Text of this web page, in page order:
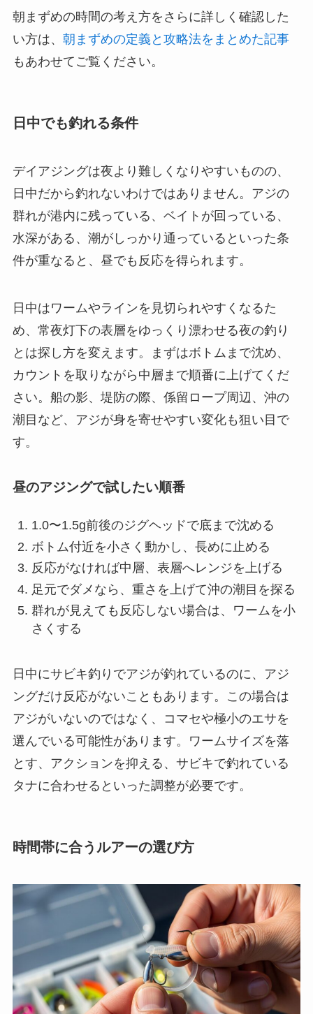
朝まずめの時間の考え方をさらに詳しく確認した
い方は、 朝まずめの定義と攻略法をまとめた記事
もあわせてご覧ください。
日中でも釣れる条件
デイアジングは夜より難しくなりやすいものの、
日中だから釣れないわけではありません。アジの
群れが港内に残っている、ベイトが回っている、
水深がある、潮がしっかり通っているといった条
件が重なると、昼でも反応を得られます。
日中はワームやラインを見切られやすくなるた
め、常夜灯下の表層をゆっくり漂わせる夜の釣り
とは探し方を変えます。まずはボトムまで沈め、
カウントを取りながら中層まで順番に上げてくだ
さい。船の影、堤防の際、係留ロープ周辺、沖の
潮目など、アジが身を寄せやすい変化も狙い目で
す。
昼のアジングで試したい順番
1.0〜1.5g前後のジグヘッドで底まで沈める
ボトム付近を小さく動かし、長めに止める
反応がなければ中層、表層へレンジを上げる
足元でダメなら、重さを上げて沖の潮目を探る
群れが見えても反応しない場合は、ワームを小
さくする
日中にサビキ釣りでアジが釣れているのに、アジ
ングだけ反応がないこともあります。この場合は
アジがいないのではなく、コマセや極小のエサを
選んでいる可能性があります。ワームサイズを落
とす、アクションを抑える、サビキで釣れている
タナに合わせるといった調整が必要です。
時間帯に合うルアーの選び方